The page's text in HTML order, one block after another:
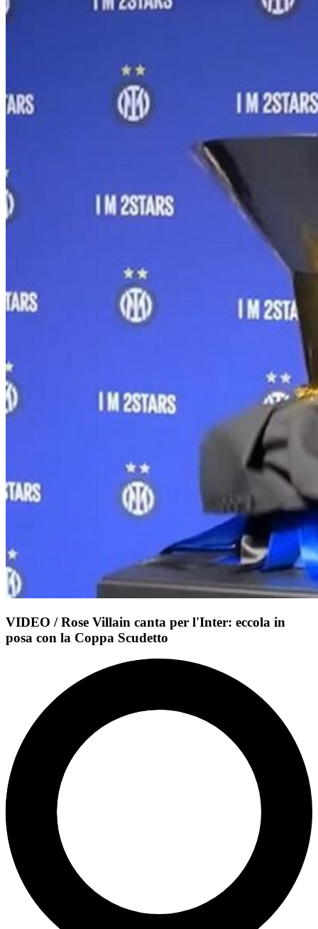
VIDEO / Rose Villain canta per l'Inter: eccola in
posa con la Coppa Scudetto